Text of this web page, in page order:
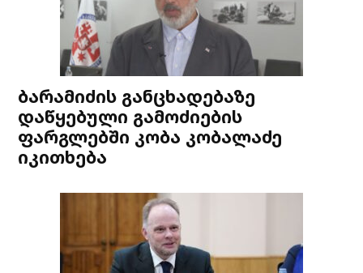
ბარამიძის განცხადებაზე
დაწყებული გამოძიების
ფარგლებში კობა კობალაძე
იკითხება